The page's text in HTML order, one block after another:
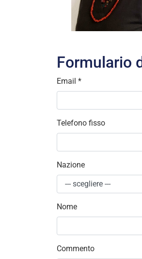
Formulario
Email *
Telefono fisso
Nazione
Nome
Commento